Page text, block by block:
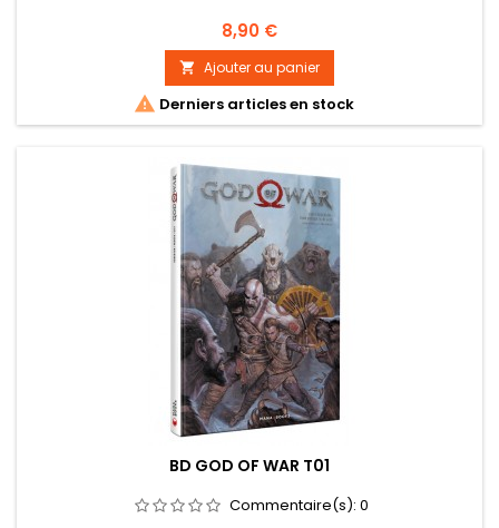
Prix
8,90 €
 Ajouter au panier
 Derniers articles en stock
BD GOD OF WAR T01
Commentaire(s): 0